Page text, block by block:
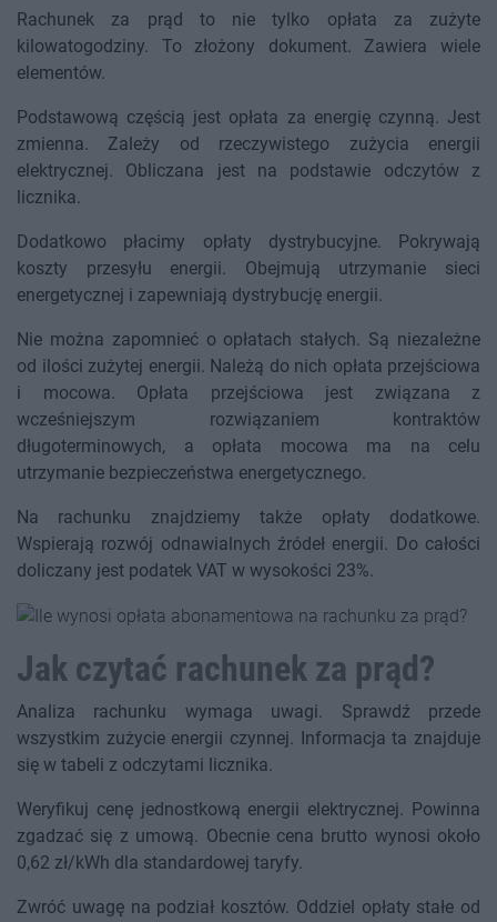
Rachunek za prąd to nie tylko opłata za zużyte
kilowatogodziny. To złożony dokument. Zawiera wiele
elementów.
Podstawową częścią jest opłata za energię czynną. Jest
zmienna. Zależy od rzeczywistego zużycia energii
elektrycznej. Obliczana jest na podstawie odczytów z
licznika.
Dodatkowo płacimy opłaty dystrybucyjne. Pokrywają
koszty przesyłu energii. Obejmują utrzymanie sieci
energetycznej i zapewniają dystrybucję energii.
Nie można zapomnieć o opłatach stałych. Są niezależne
od ilości zużytej energii. Należą do nich opłata przejściowa
i mocowa. Opłata przejściowa jest związana z
wcześniejszym rozwiązaniem kontraktów
długoterminowych, a opłata mocowa ma na celu
utrzymanie bezpieczeństwa energetycznego.
Na rachunku znajdziemy także opłaty dodatkowe.
Wspierają rozwój odnawialnych źródeł energii. Do całości
doliczany jest podatek VAT w wysokości 23%.
Jak czytać rachunek za prąd?
Analiza rachunku wymaga uwagi. Sprawdź przede
wszystkim zużycie energii czynnej. Informacja ta znajduje
się w tabeli z odczytami licznika.
Weryfikuj cenę jednostkową energii elektrycznej. Powinna
zgadzać się z umową. Obecnie cena brutto wynosi około
0,62 zł/kWh dla standardowej taryfy.
Zwróć uwagę na podział kosztów. Oddziel opłaty stałe od